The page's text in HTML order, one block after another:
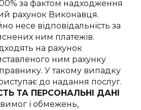
за фактом надходження
рахунок Виконавця.
несе відповідальність за
ним платежів.
на рахунок
ним рахунку
У такому випадку
до надання послуг.
ТА ПЕРСОНАЛЬНІ ДАНІ
і обмежень,